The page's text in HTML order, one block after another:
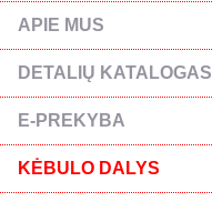
APIE MUS
DETALIŲ KATALOGAS
E-PREKYBA
KĖBULO DALYS